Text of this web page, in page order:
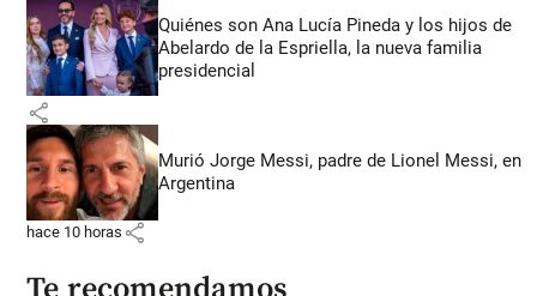
Quiénes son Ana Lucía Pineda y los hijos de
Abelardo de la Espriella, la nueva familia
presidencial
share
Murió Jorge Messi, padre de Lionel Messi, en
Argentina
hace 10 horas share